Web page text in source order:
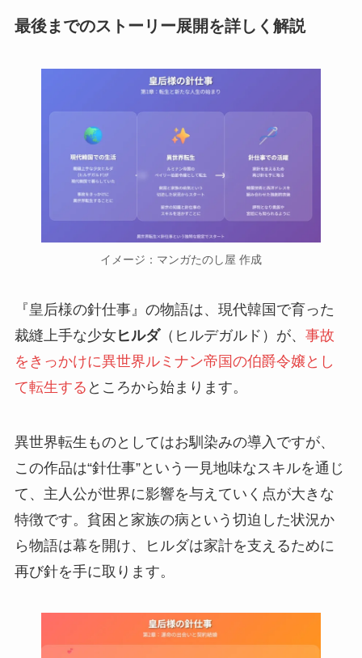
最後までのストーリー展開を詳しく解説
イメージ：マンガたのし屋 作成
『皇后様の針仕事』の物語は、現代韓国で育った
裁縫上手な少女ヒルダ（ヒルデガルド）が、 事故
をきっかけに異世界ルミナン帝国の伯爵令嬢とし
て転生する ところから始まります。
異世界転生ものとしてはお馴染みの導入ですが、
この作品は“針仕事”という一見地味なスキルを通じ
て、主人公が世界に影響を与えていく点が大きな
特徴です。貧困と家族の病という切迫した状況か
ら物語は幕を開け、ヒルダは家計を支えるために
再び針を手に取ります。